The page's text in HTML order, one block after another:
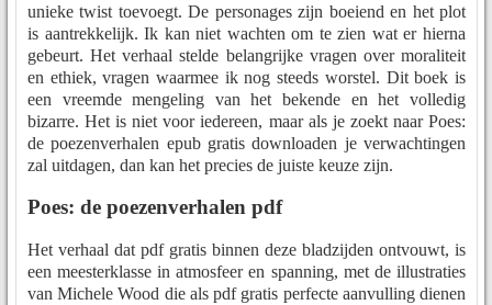
unieke twist toevoegt. De personages zijn boeiend en het plot
is aantrekkelijk. Ik kan niet wachten om te zien wat er hierna
gebeurt. Het verhaal stelde belangrijke vragen over moraliteit
en ethiek, vragen waarmee ik nog steeds worstel. Dit boek is
een vreemde mengeling van het bekende en het volledig
bizarre. Het is niet voor iedereen, maar als je zoekt naar Poes:
de poezenverhalen epub gratis downloaden je verwachtingen
zal uitdagen, dan kan het precies de juiste keuze zijn.
Poes: de poezenverhalen pdf
Het verhaal dat pdf gratis binnen deze bladzijden ontvouwt, is
een meesterklasse in atmosfeer en spanning, met de illustraties
van Michele Wood die als pdf gratis perfecte aanvulling dienen